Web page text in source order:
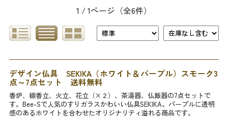
1 / 1ページ （全6件）
デザイン仏具 SEKIKA（ホワイト＆パープル）スモーク3
点～7点セット 送料無料
香炉、線香立、火立、花立（×２）、茶湯器、仏飯器の7点セットで
す。Bee-Sで人気のすりガラスかわいい仏具SEKIKA。パープルに透明
感のあるホワイトを合わせたオリジナリティ溢れる商品です。